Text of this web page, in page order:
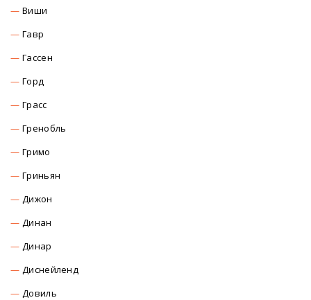
Виши
Гавр
Гассен
Горд
Грасс
Гренобль
Гримо
Гриньян
Дижон
Динан
Динар
Диснейленд
Довиль